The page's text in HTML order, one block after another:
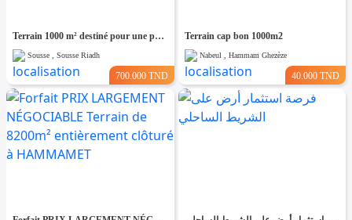
Terrain 1000 m² destiné pour une promotion immobilière à Cité riadh
Sousse , Sousse Riadh
700.000 TND
Terrain cap bon 1000m2
Nabeul , Hammam Ghezèze
40.000 TND